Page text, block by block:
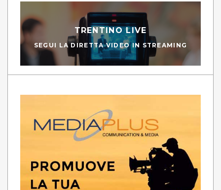
TRENTINO LIVE
SEGUI LA DIRETTA VIDEO IN STREAMING